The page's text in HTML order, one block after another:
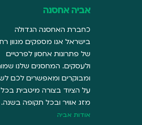
אביה אחסנה
כחברת האחסנה הגדולה
בישראל אנו מספקים מגוון
של פתרונות אחסון לפרטיים
ולעסקים. המחסנים שלנו
ומבוקרים ומאפשרים לכם
על הציוד בצורה מיטבית בכל
מזג אוויר ובכל תקופה בשנה.
אודות אביה